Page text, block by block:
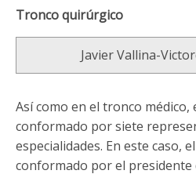
Tronco quirúrgico
Javier Vallina-
Así como en el tronco
conformado por siete
especialidades. En este caso,
conformado por el presidente